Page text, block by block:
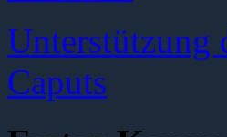
Unterstützung
Caputs